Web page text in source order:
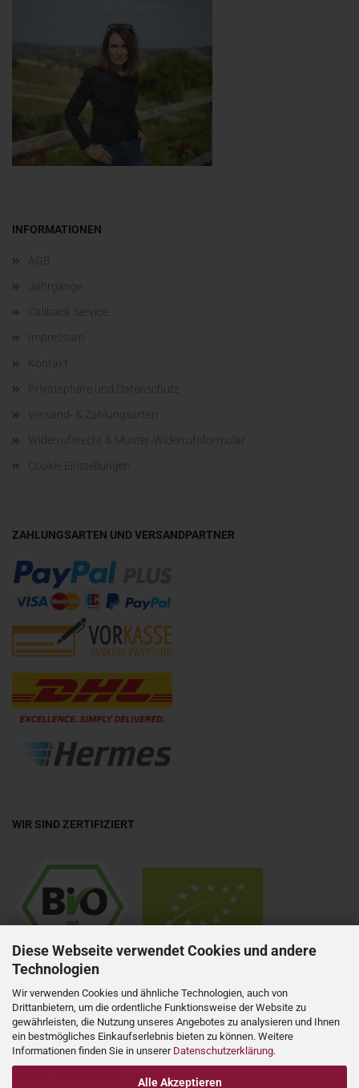
Diese Webseite verwendet Cookies und andere
Technologien
Wir verwenden Cookies und ähnliche Technologien, auch von
Drittanbietern, um die ordentliche Funktionsweise der Website zu
gewährleisten, die Nutzung unseres Angebotes zu analysieren und Ihnen
ein bestmögliches Einkaufserlebnis bieten zu können. Weitere
Informationen finden Sie in unserer Datenschutzerklärung.
Alle Akzeptieren
INFORMATIONEN
AGB
Jahrgänge
Callback Service
Impressum
Kontakt
Privatsphäre und Datenschutz
Versand- & Zahlungsarten
Widerrufsrecht & Muster-Widerrufsformular
Cookie Einstellungen
ZAHLUNGSARTEN UND VERSANDPARTNER
WIR SIND ZERTIFIZIERT
Vertrag widerrufen